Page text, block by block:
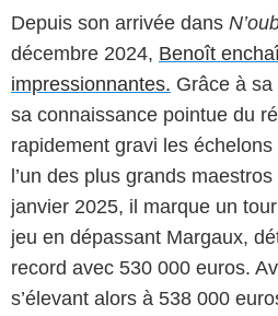
Depuis son arrivée dans
décembre 2024, Benoît
impressionnantes. Grâce à
sa connaissance pointue du
rapidement gravi les échelons
l’un des plus grands
janvier 2025, il marque un
jeu en dépassant Margaux,
record avec 530 000 euros.
s’élevant alors à 538 000